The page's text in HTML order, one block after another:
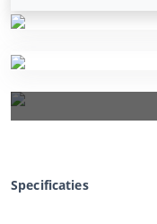
Specificaties